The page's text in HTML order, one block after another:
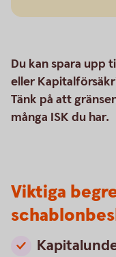
Du kan spara upp
eller
Tänk på att
många ISK du har.
Viktiga